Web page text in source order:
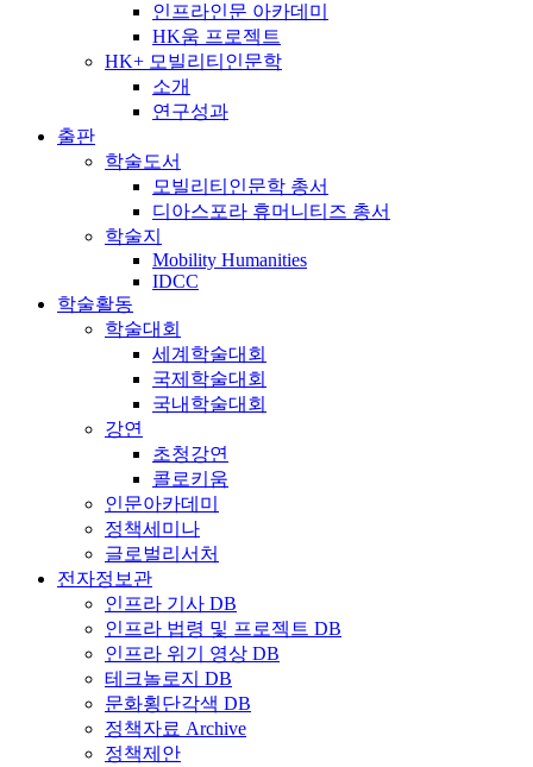
인프라인문 아카데미
HK움 프로젝트
HK+ 모빌리티인문학
소개
연구성과
출판
학술도서
모빌리티인문학 총서
디아스포라 휴머니티즈 총서
학술지
Mobility Humanities
IDCC
학술활동
학술대회
세계학술대회
국제학술대회
국내학술대회
강연
초청강연
콜로키움
인문아카데미
정책세미나
글로벌리서처
전자정보관
인프라 기사 DB
인프라 법령 및 프로젝트 DB
인프라 위기 영상 DB
테크놀로지 DB
문화횡단각색 DB
정책자료 Archive
정책제안